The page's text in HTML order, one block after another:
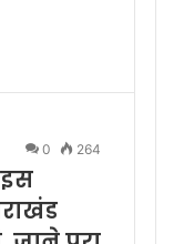
0 264
इस